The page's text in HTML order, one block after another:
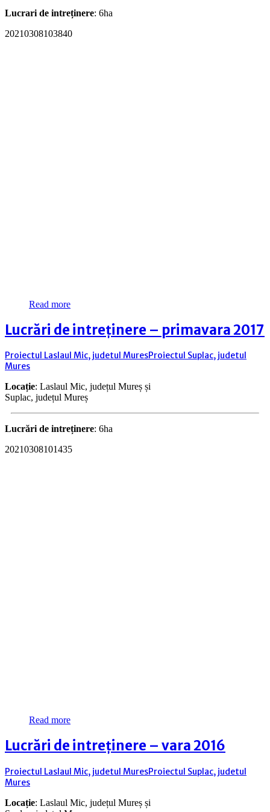
Lucrari de intreținere: 6ha
20210308103840
Read more
Lucrări de intreținere – primavara 2017
Proiectul Laslaul Mic, judetul MuresProiectul Suplac, judetul
Mures
Locație: Laslaul Mic, județul Mureș și
Suplac, județul Mureș
Lucrări de intreținere: 6ha
20210308101435
Read more
Lucrări de intreținere – vara 2016
Proiectul Laslaul Mic, judetul MuresProiectul Suplac, judetul
Mures
Locație: Laslaul Mic, județul Mureș și